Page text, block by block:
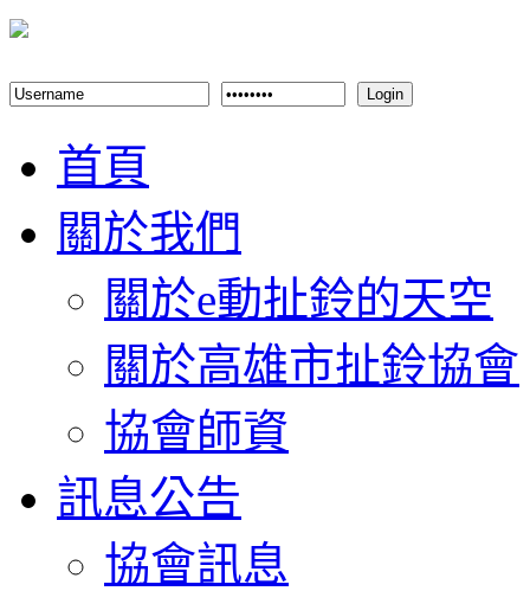
Login
首頁
關於我們
關於e動扯鈴的天空
關於高雄市扯鈴協會
協會師資
訊息公告
協會訊息